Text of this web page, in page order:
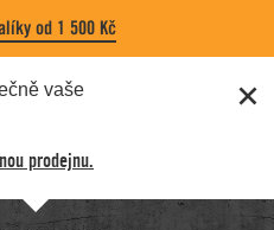
od 1 500 Kč
vaše
prodejnu.